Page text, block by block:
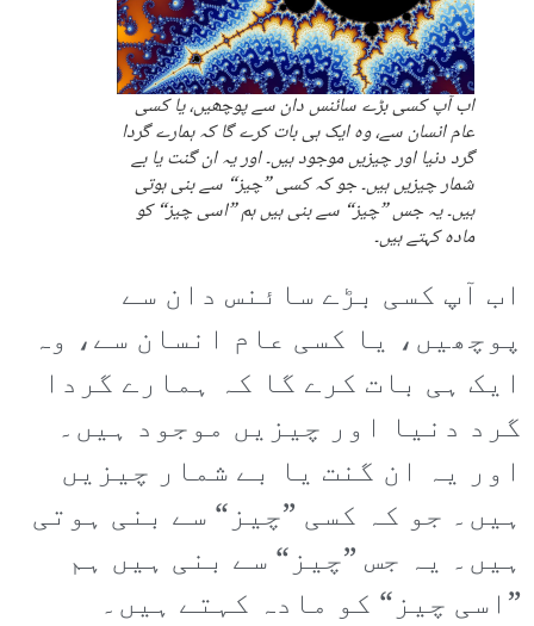
اب آپ کسی بڑے سائنس دان سے پوچھیں، یا کسی
عام انسان سے، وہ ایک ہی بات کرے گا کہ ہمارے گردا
گرد دنیا اور چیزیں موجود ہیں۔ اور یہ ان گنت یا بے
شمار چیزیں ہیں۔ جو کہ کسی ”چیز“ سے بنی ہوتی
ہیں۔ یہ جس ”چیز“ سے بنی ہیں ہم ”اسی چیز“ کو
مادہ کہتے ہیں۔
اب آپ کسی بڑے سائنس دان سے
پوچھیں، یا کسی عام انسان سے، وہ
ایک ہی بات کرے گا کہ ہمارے گردا
گرد دنیا اور چیزیں موجود ہیں۔
اور یہ ان گنت یا بے شمار چیزیں
ہیں۔ جو کہ کسی ”چیز“ سے بنی ہوتی
ہیں۔ یہ جس ”چیز“ سے بنی ہیں ہم
”اسی چیز“ کو مادہ کہتے ہیں۔